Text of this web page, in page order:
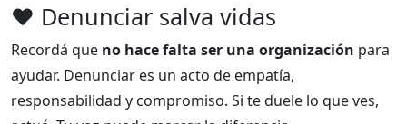
❤️ Denunciar salva vidas
Recordá que no hace falta ser una organización para
ayudar. Denunciar es un acto de empatía,
responsabilidad y compromiso. Si te duele lo que ves,